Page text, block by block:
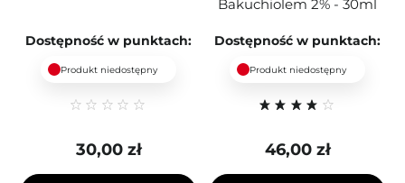
Dostępność w punktach:
Produkt niedostępny
30,00 zł
Bakuchiolem 2% - 30ml
Dostępność w punktach:
Produkt niedostępny
46,00 zł